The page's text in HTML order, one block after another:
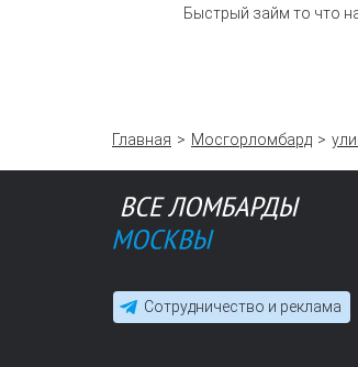
Быстрый займ то что
Главная Мосгорломбард
Сотрудничество и реклама